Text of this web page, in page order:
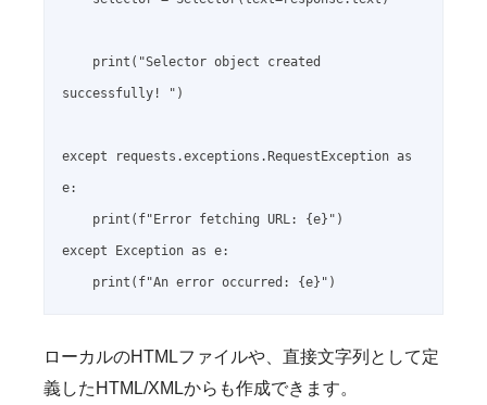
successfully! ")
except requests.exceptions.RequestException as
e:
except Exception as e:
ローカルのHTMLファイルや、直接文字列として定
義したHTML/XMLからも作成できます。